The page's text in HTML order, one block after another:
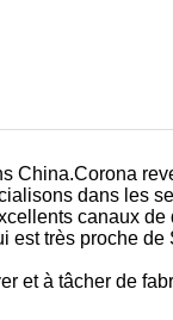
China.Corona
dans les
canaux
très proche
et à tâcher de